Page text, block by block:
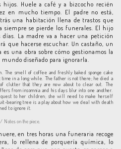
hijos. Huele a café y a bizcocho recién
en mucho tiempo. El padre no está,
una habitación llena de trastos que
siempre se pierde los funerales. El hijo
La madre va a hacer una petición
que hacerse escuchar. Un castaño, un
una obra sobre cómo gestionamos la
diseñado para ignorarla.
The smell of coffee and freshly baked sponge cake
in a long while. The father is not there; he died a
clutter that they are now about to clear out. The
from insomnia and his days blur into one another.
to her children; she will need to make herself
bearing tree is a play about how we deal with death
to ignore it.
/ Notes on the piece.
en tres horas una funeraria recoge
lo rellena de porquería química, lo